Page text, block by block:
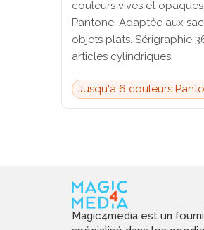
couleurs vives et
Pantone. Adaptée aux
objets plats. Sérigraphie
articles cylindriques.
Jusqu'à 6 couleurs
Magic4media est un